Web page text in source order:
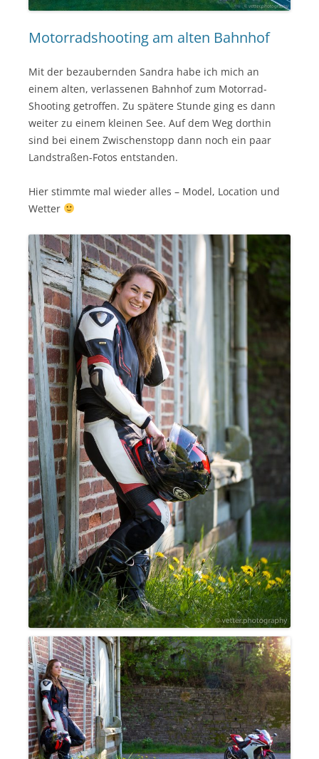
Motorradshooting am alten Bahnhof
Mit der bezaubernden Sandra habe ich mich an
einem alten, verlassenen Bahnhof zum Motorrad-
Shooting getroffen. Zu spätere Stunde ging es dann
weiter zu einem kleinen See. Auf dem Weg dorthin
sind bei einem Zwischenstopp dann noch ein paar
Landstraßen-Fotos entstanden.
Hier stimmte mal wieder alles – Model, Location und
Wetter